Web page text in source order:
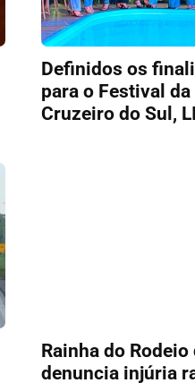
Definidos os
para o Festival
Cruzeiro do Sul,
Rainha do Rodeio
denuncia injúria